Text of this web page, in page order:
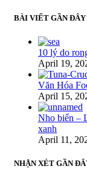
BÀI VIẾT GẦN ĐÂY
10 lý do
April 19,
Văn Hóa
April 15,
Nho biển –
xanh
April 11,
NHẬN XÉT GẦN